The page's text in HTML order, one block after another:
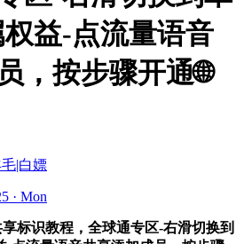
益-点流量语音
，按步骤开通🌐
|白嫖
· Mon
标识教程，全球通专区-右滑切换到